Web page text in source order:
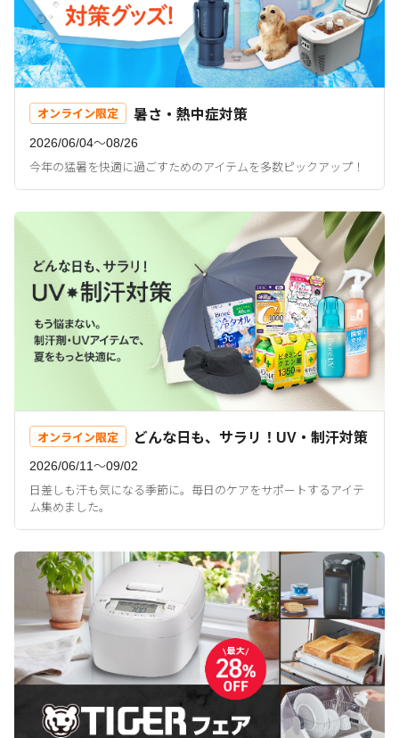
オンライン限定 暑さ・熱中症対策
2026/06/04〜08/26
今年の猛暑を快適に過ごすためのアイテムを多数ピックアップ！
オンライン限定 どんな日も、サラリ！UV・制汗対策
2026/06/11〜09/02
日差しも汗も気になる季節に。毎日のケアをサポートするアイテ
ム集めました。